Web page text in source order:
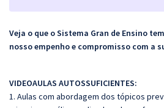
Veja o que o Sistema Gran de Ensino
nosso empenho e compromisso com a
VIDEOAULAS AUTOSSUFICIENTES:
1. Aulas com abordagem dos tópicos